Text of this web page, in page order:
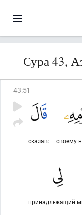
Сура 43,
43:51
своему
сказав:
принадлежащий